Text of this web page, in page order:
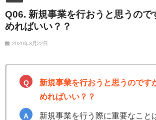
Q06. 新規事業を行おうと思うので
めればいい？？
2020年3月22日
新規事業を行おうと思うのです
めればいい？？
新規事業を行う際に重要なこと